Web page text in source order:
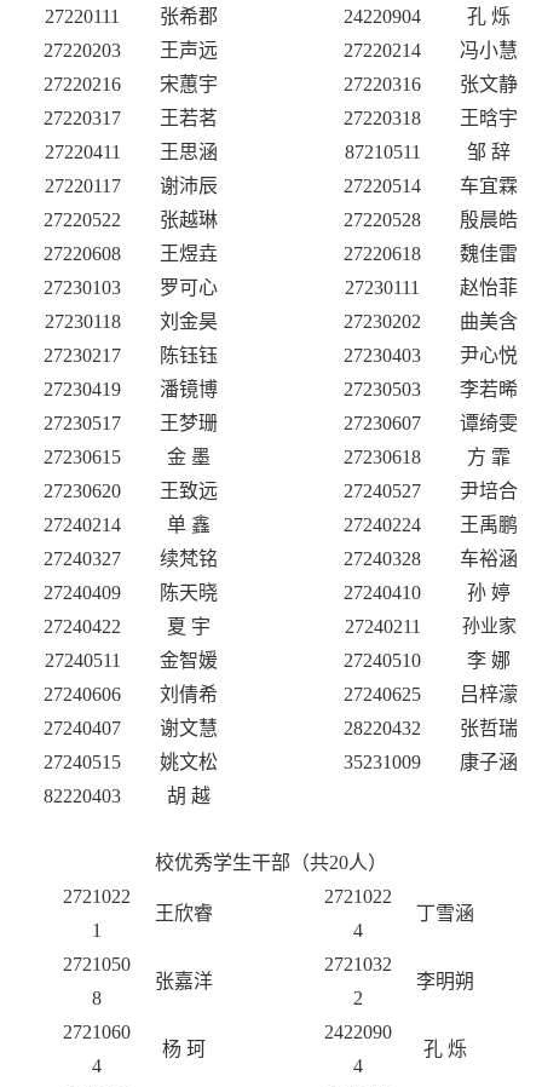
27220111 张希郡 24220904 孔 烁
27220203
王声远 27220214
冯小慧
27220216
宋蕙宇 27220316
张文静
27220317
王若茗 27220318
王晗宇
27220411
王思涵 87210511 邹 辞
27220117
谢沛辰 27220514
车宜霖
27220522
张越琳 27220528
殷晨皓
27220608
王煜垚 27220618
魏佳雷
27230103
罗可心 27230111
赵怡菲
27230118
刘金昊 27230202
曲美含
27230217
陈钰钰 27230403
尹心悦
27230419
潘镜博 27230503
李若晞
27230517
王梦珊 27230607
谭绮雯
27230615
金 墨 27230618 方 霏
27230620
王致远 27240527
尹培合
27240214
单 鑫 27240224
王禹鹏
27240327
续梵铭 27240328
车裕涵
27240409
陈天晓 27240410 孙 婷
27240422
夏 宇 27240211 孙业家
27240511 金智媛 27240510 李 娜
27240606
刘倩希 27240625
吕梓濛
27240407
谢文慧 28220432
张哲瑞
27240515
姚文松 35231009
康子涵
82220403
胡 越
校优秀学生干部 （共20人）
2721022
1
王欣睿
2721022
4
丁雪涵
2721050
8
张嘉洋
2721032
2
李明朔
2721060
4
杨 珂
2422090
4
孔 烁